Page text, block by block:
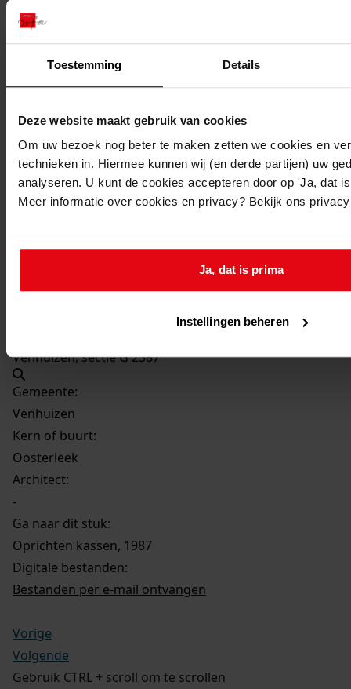
Toestemming Details
Deze website maakt gebruik van cookies
Om uw bezoek nog beter te maken zetten we cookies en
technieken in. Hiermee kunnen wij (en derde partijen) uw
analyseren. U kunt de cookies accepteren door op 'Ja, dat
Meer informatie over cookies en privacy? Bekijk ons
Ja, dat is prima
Instellingen beheren
Beschrijving:
Oprichten kassen
Oosterleek, Lekerweg 10-12
Nieuw adres:
Perceel:
Venhuizen, sectie G 2387
Gemeente:
Venhuizen
Kern of buurt:
Oosterleek
Architect:
-
Ga naar dit stuk:
Oprichten kassen, 1987
Digitale bestanden:
Bestanden per e-mail ontvangen
Vorige
Volgende
Gebruik CTRL + scroll om te scrollen